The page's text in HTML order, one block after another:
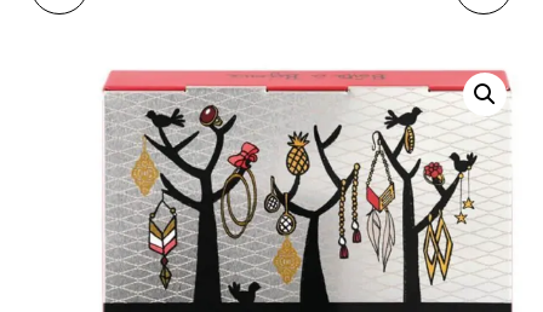
METAL